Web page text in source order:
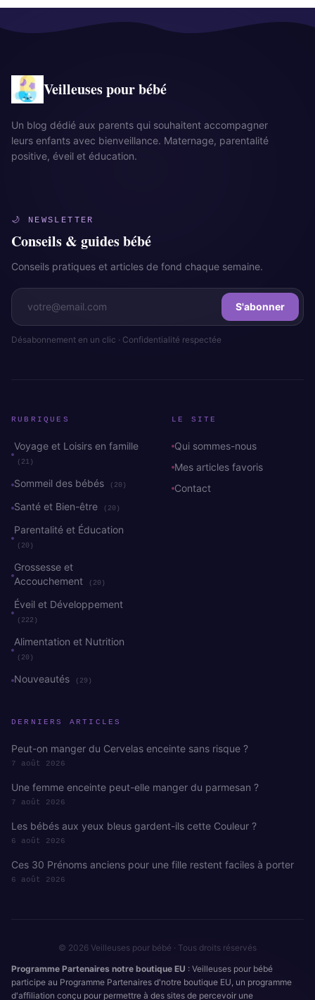
Veilleuses pour bébé
Un blog dédié aux parents qui souhaitent accompagner
leurs enfants avec bienveillance. Maternage, parentalité
positive, éveil et éducation.
🌙 NEWSLETTER
Conseils & guides bébé
Conseils pratiques et articles de fond chaque semaine.
S'abonner
Désabonnement en un clic · Confidentialité respectée
RUBRIQUES
Voyage et Loisirs en famille
(21)
Sommeil des bébés (20)
Santé et Bien-être (20)
Parentalité et Éducation
(20)
Grossesse et
Accouchement
(20)
Éveil et Développement
(222)
Alimentation et Nutrition
(20)
Nouveautés (29)
LE SITE
Qui sommes-nous
Mes articles favoris
Contact
DERNIERS ARTICLES
Peut-on manger du Cervelas enceinte sans risque ?
7 août 2026
Une femme enceinte peut-elle manger du parmesan ?
7 août 2026
Les bébés aux yeux bleus gardent-ils cette Couleur ?
6 août 2026
Ces 30 Prénoms anciens pour une fille restent faciles à porter
6 août 2026
© 2026 Veilleuses pour bébé · Tous droits réservés
Programme Partenaires notre boutique EU : Veilleuses pour bébé
participe au Programme Partenaires d'notre boutique EU, un programme
d'affiliation conçu pour permettre à des sites de percevoir une